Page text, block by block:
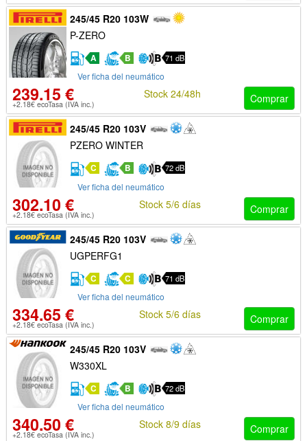
245/45 R20 103W
P-ZERO
A B 71 dB
Ver ficha del neumático
239.15 €
+2.18€ ecoTasa (IVA inc.) Comprar
Stock 24/48h
245/45 R20 103V
PZERO WINTER
C B 72 dB
Ver ficha del neumático
302.10 €
+2.18€ ecoTasa (IVA inc.) Comprar
Stock 5/6 días
245/45 R20 103V
UGPERFG1
C C 71 dB
Ver ficha del neumático
334.65 €
+2.18€ ecoTasa (IVA inc.) Comprar
Stock 5/6 días
245/45 R20 103V
W330XL
C B 72 dB
Ver ficha del neumático
340.50 €
+2.18€ ecoTasa (IVA inc.) Comprar
Stock 8/9 días